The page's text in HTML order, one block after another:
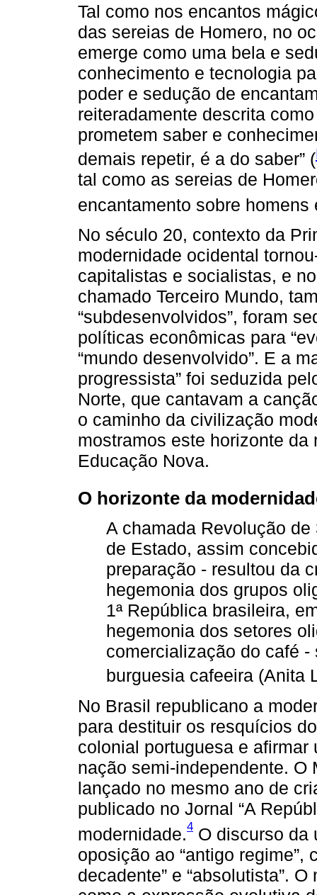
Tal como nos encantos
das sereias de Homero, no
emerge como uma bela e
conhecimento e tecnologia
poder e sedução de
reiteradamente descrita
prometem saber e
demais repetir, é a do saber” (
tal como as sereias de
encantamento sobre
No século 20, contexto da
modernidade ocidental
capitalistas e socialistas, e
chamado Terceiro Mundo,
“subdesenvolvidos”, foram
políticas econômicas para
“mundo desenvolvido”. E a
progressista” foi seduzida
Norte, que cantavam a
o caminho da civilização
mostramos este horizonte
Educação Nova.
O horizonte da
A chamada Revolução
de Estado, assim
preparação - resultou da
hegemonia dos grupos
1ª República brasileira,
hegemonia dos setores
comercialização do café
burguesia cafeeira (Anita
No Brasil republicano a
para destituir os resquícios
colonial portuguesa e
nação semi-independente. O
lançado no mesmo ano de
publicado no Jornal “A
modernidade.4 O discurso da
oposição ao “antigo regime”,
decadente” e “absolutista”.